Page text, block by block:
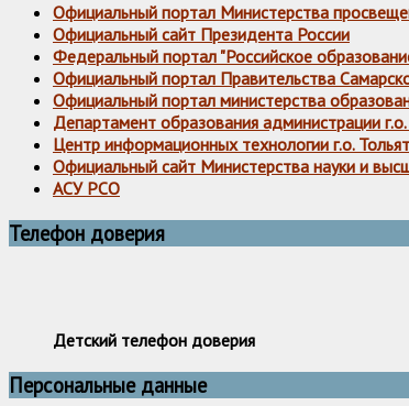
Официальный портал Министерства
Официальный сайт Президента России
Федеральный портал "Российское
Официальный портал Правительства
Официальный портал министерства
Департамент образования администрации
Центр информационных технологии г.о.
Официальный сайт Министерства науки и
АСУ РСО
Телефон доверия
Детский телефон доверия
Персональные данные